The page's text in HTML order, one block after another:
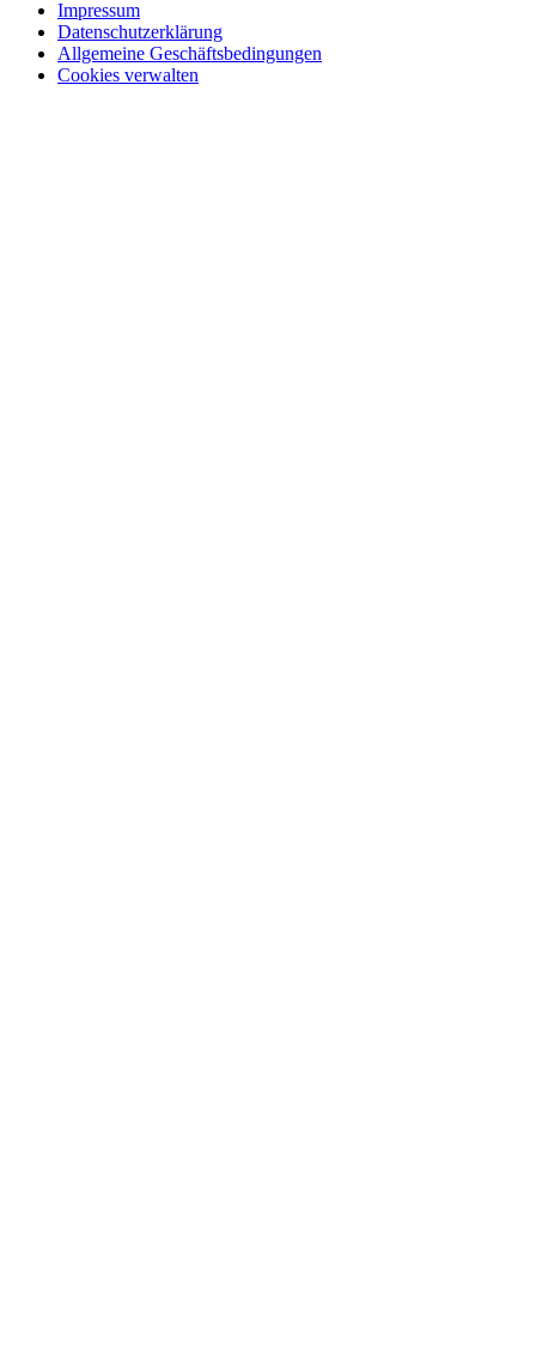
Impressum
Datenschutzerklärung
Allgemeine Geschäftsbedingungen
Cookies verwalten